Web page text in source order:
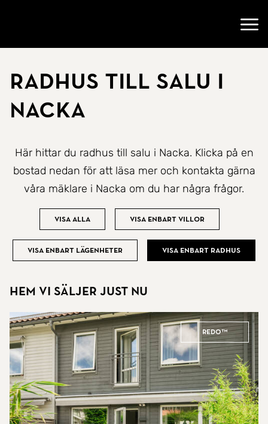
Radhus till salu i
Nacka
Här hittar du radhus till salu i Nacka. Klicka på en
bostad nedan för att läsa mer och kontakta gärna
våra mäklare i Nacka om du har några frågor.
Visa alla Visa enbart villor
Visa enbart lägenheter Visa enbart radhus
Hem vi säljer just nu
REDO™